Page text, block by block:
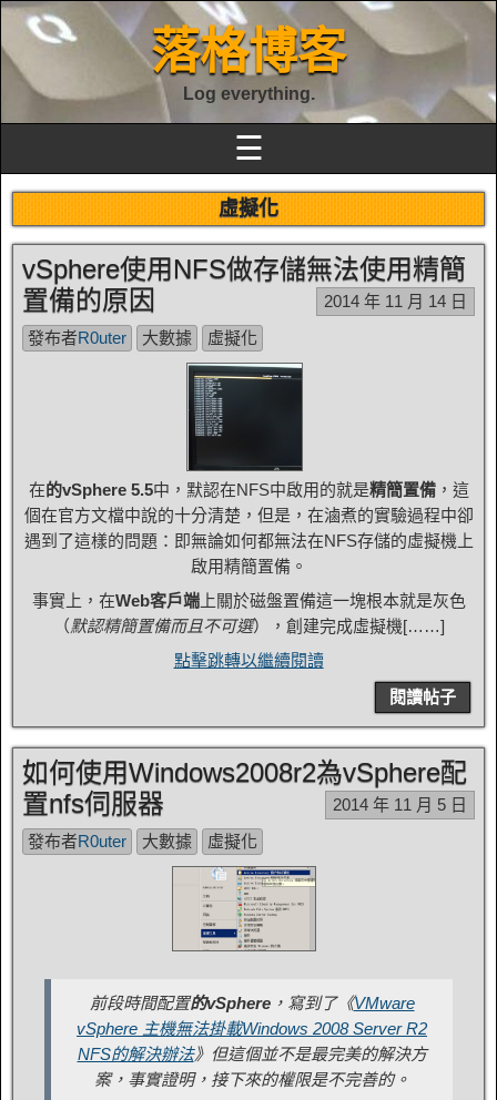
落格博客
Log everything.
☰
虛擬化
vSphere使用NFS做存儲無法使用精簡
置備的原因
2014 年 11 月 14 日
發布者R0uter 大數據 虛擬化
在的vSphere 5.5中，默認在NFS中啟用的就是精簡置備，這
個在官方文檔中說的十分清楚，但是，在滷煮的實驗過程中卻
遇到了這樣的問題：即無論如何都無法在NFS存儲的虛擬機上
啟用精簡置備。
事實上，在Web客戶端上關於磁盤置備這一塊根本就是灰色
（默認精簡置備而且不可選），創建完成虛擬機[……]
點擊跳轉以繼續閱讀
閱讀帖子
如何使用Windows2008r2為vSphere配
置nfs伺服器
2014 年 11 月 5 日
發布者R0uter 大數據 虛擬化
前段時間配置的vSphere，寫到了《VMware
vSphere 主機無法掛載Windows 2008 Server R2
NFS的解決辦法》但這個並不是最完美的解決方
案，事實證明，接下來的權限是不完善的。